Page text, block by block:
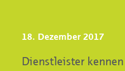
18. Dezember 2017
Dienstleister